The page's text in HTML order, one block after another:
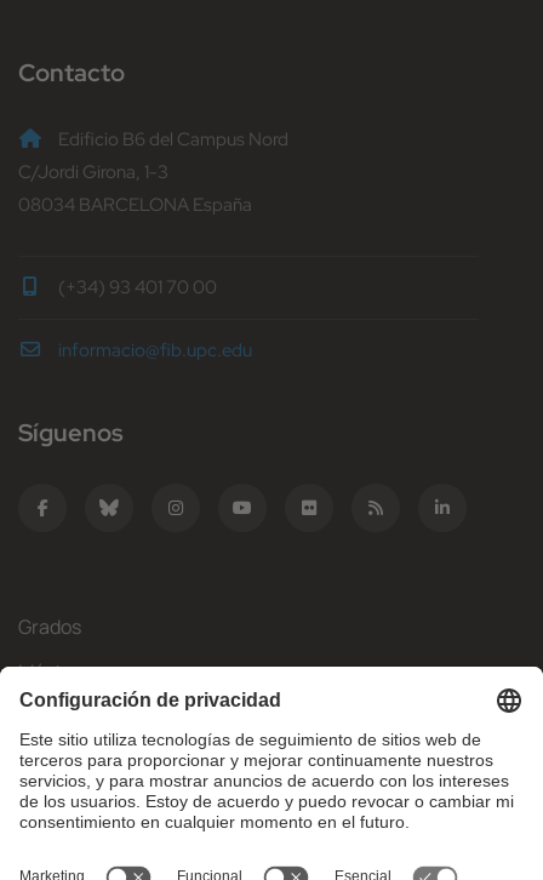
Contacto
Edificio B6 del Campus Nord
C/Jordi Girona, 1-3
08034 BARCELONA España
(+34) 93 401 70 00
informacio@fib.upc.edu
Síguenos
Grados
Másteres
Movilidad Internacional
Investigación
Empresa